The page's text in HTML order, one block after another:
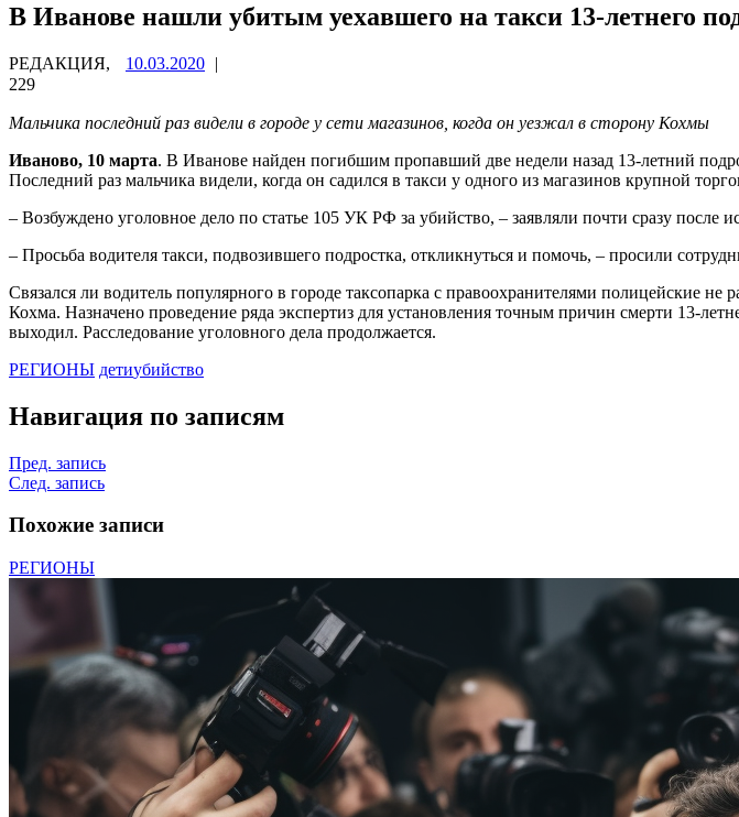
В Иванове нашли убитым уехавшего на такси 13-летнего
РЕДАКЦИЯ, 10.03.2020 |
229
Мальчика последний раз видели в городе у сети магазинов, когда он уезжал в сторону Кохмы
Иваново, 10 марта. В Иванове найден погибшим пропавший две недели назад 13-летний
Последний раз мальчика видели, когда он садился в такси у одного из магазинов крупной
– Возбуждено уголовное дело по статье 105 УК РФ за убийство, – заявляли почти сразу
– Просьба водителя такси, подвозившего подростка, откликнуться и помочь, – просили
Связался ли водитель популярного в городе таксопарка с правоохранителями полицейские
Кохма. Назначено проведение ряда экспертиз для установления точным причин смерти 13-
выходил. Расследование уголовного дела продолжается.
РЕГИОНЫ детиубийство
Навигация по записям
Пред. запись
След. запись
Похожие записи
РЕГИОНЫ